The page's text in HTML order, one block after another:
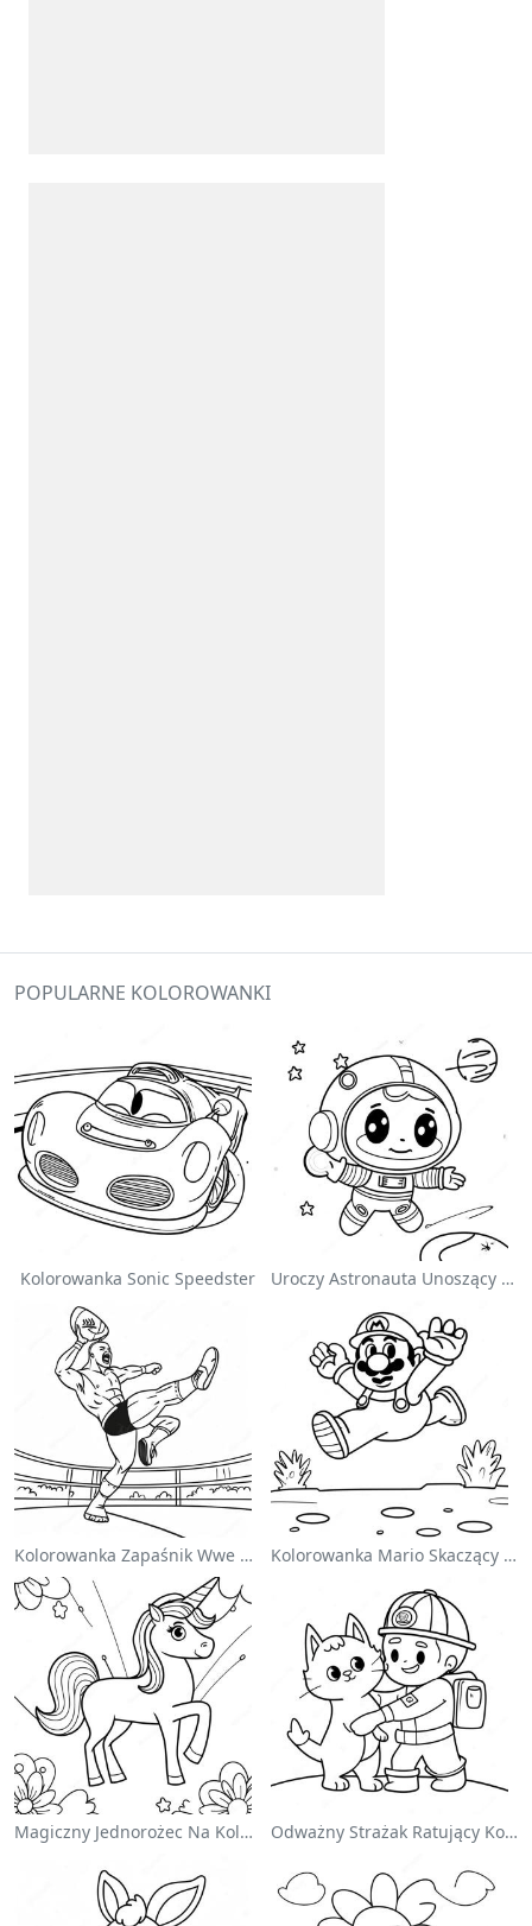
POPULARNE KOLOROWANKI
Kolorowanka Sonic Speedster Uroczy Astronauta Unoszący Się W Kosmosie - Kolorowanka
Kolorowanka Zapaśnik Wwe Skaczący Na Przeciwnika Kolorowanka Mario Skaczący Nad Goombami
Magiczny Jednorożec Na Kolorowance Z Tęczą Odważny Strażak Ratujący Kota - Kolorowanka